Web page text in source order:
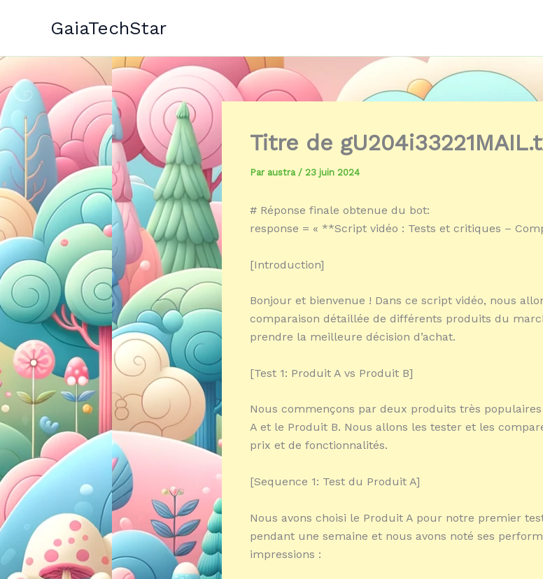
GaiaTechStar
Titre de
Par austra / 23 juin 2024
# Réponse finale obtenue du bot:
response = « **Script vidéo : Tests et critiques –
[Introduction]
Bonjour et bienvenue ! Dans ce script vidéo, nous
comparaison détaillée de différents produits du
prendre la meilleure décision d’achat.
[Test 1: Produit A vs Produit B]
Nous commençons par deux produits très
A et le Produit B. Nous allons les tester et les
prix et de fonctionnalités.
[Sequence 1: Test du Produit A]
Nous avons choisi le Produit A pour notre premier
pendant une semaine et nous avons noté ses
impressions :